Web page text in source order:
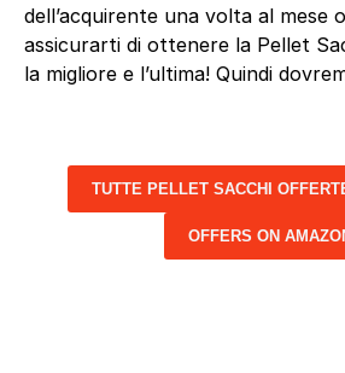
dell’acquirente una volta al mese
assicurarti di ottenere la Pellet
la migliore e l’ultima! Quindi
TUTTE PELLET SACCHI
OFFERS ON